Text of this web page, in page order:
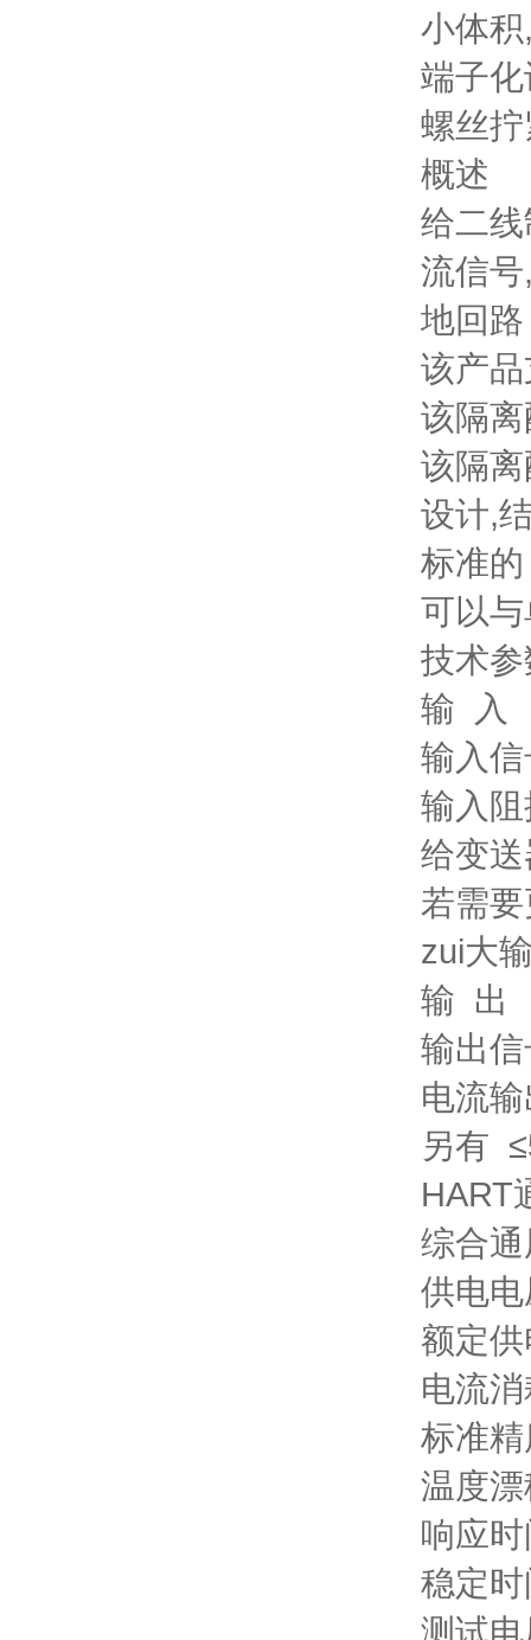
小体
端子
螺丝
概述
给二
流信
地回
该产
该隔
该隔
设计,
标准
可以
技术
输 入
输入
输入
给变
若需
zui大
输 出
输出
电流
另有
HART
综合
供电
额定
电流
标准
温度
响应
稳定
测试